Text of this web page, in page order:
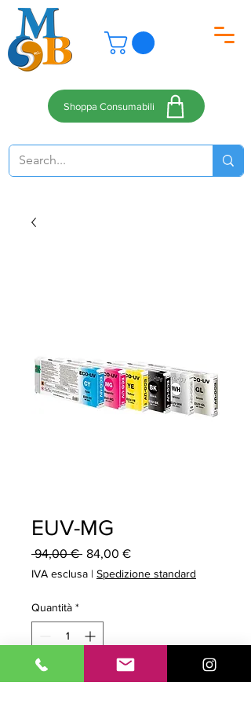
Shoppa Consumabili
EUV-MG
94,00 € Prezzo
84,00 €Prezzo
IVA esclusa | Spedizione standard
Quantità *
Aggiungi al carrello